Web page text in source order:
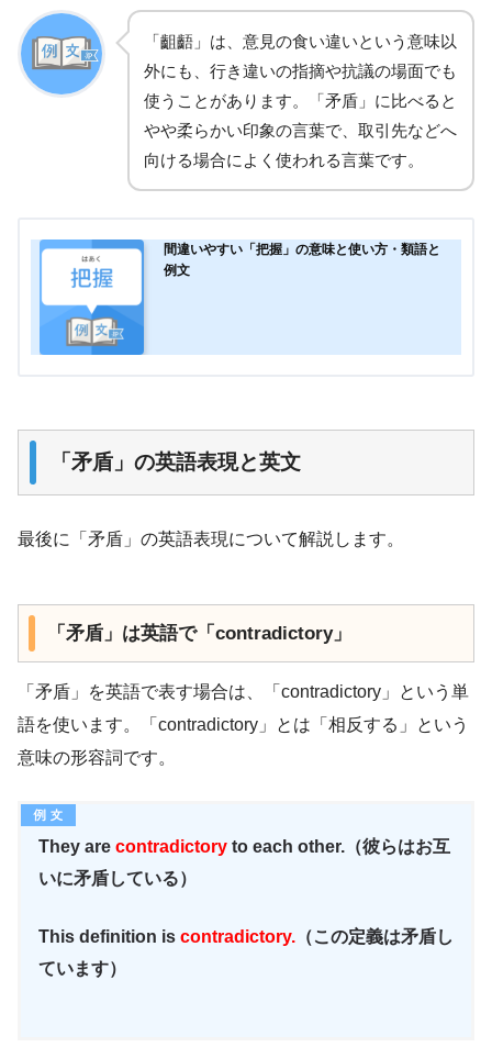
「齟齬」は、意見の食い違いという意味以
外にも、行き違いの指摘や抗議の場面でも
使うことがあります。「矛盾」に比べると
やや柔らかい印象の言葉で、取引先などへ
向ける場合によく使われる言葉です。
間違いやすい「把握」の意味と使い方・類語と
例文
「矛盾」の英語表現と英文
最後に「矛盾」の英語表現について解説します。
「矛盾」は英語で「contradictory」
「矛盾」を英語で表す場合は、「contradictory」という単
語を使います。「contradictory」とは「相反する」という
意味の形容詞です。
They are contradictory to each other.（彼らはお互
いに矛盾している）
This definition is contradictory. （この定義は矛盾し
ています）